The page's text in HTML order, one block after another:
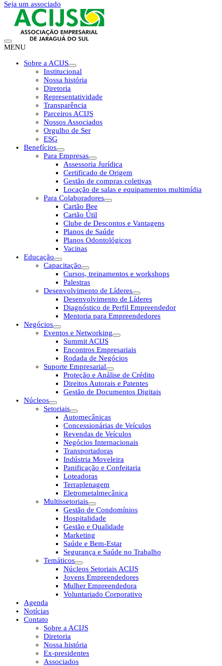
Seja um associado
MENU
Sobre a ACIJS
Institucional
Nossa história
Diretoria
Representatividade
Transparência
Parceiros ACIJS
Nossos Associados
Orgulho de Ser
ESG
Benefícios
Para Empresas
Assessoria Jurídica
Certificado de Origem
Gestão de compras coletivas
Locação de salas e equipamentos multimídia
Para Colaboradores
Cartão Bee
Cartão Útil
Clube de Descontos e Vantagens
Planos de Saúde
Planos Odontológicos
Vacinas
Educação
Capacitação
Cursos, treinamentos e workshops
Palestras
Desenvolvimento de Líderes
Desenvolvimento de Líderes
Diagnóstico de Perfil Empreendedor
Mentoria para Empreendedores
Negócios
Eventos e Networking
Summit ACIJS
Encontros Empresariais
Rodada de Negócios
Suporte Empresarial
Proteção e Análise de Crédito
Direitos Autorais e Patentes
Gestão de Documentos Digitais
Núcleos
Setoriais
Automecânicas
Concessionárias de Veículos
Revendas de Veículos
Negócios Internacionais
Transportadoras
Indústria Moveleira
Panificação e Confeitaria
Loteadoras
Terraplenagem
Eletrometalmecânica
Multissetoriais
Gestão de Condomínios
Hospitalidade
Gestão e Qualidade
Marketing
Saúde e Bem-Estar
Segurança e Saúde no Trabalho
Temáticos
Núcleos Setoriais ACIJS
Jovens Empreendedores
Mulher Empreendedora
Voluntariado Corporativo
Agenda
Notícias
Contato
Sobre a ACIJS
Diretoria
Nossa história
Ex-presidentes
Associados